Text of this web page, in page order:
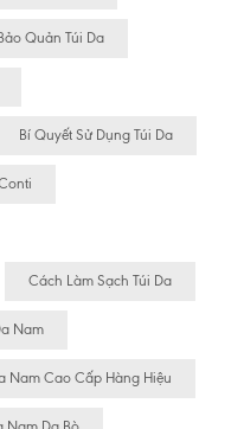
Bảo Quản Túi Da
Bí Quyết Sử Dụng Túi Da
Cách Làm Sạch Túi Da
Nam
Nam Cao Cấp Hàng Hiệu